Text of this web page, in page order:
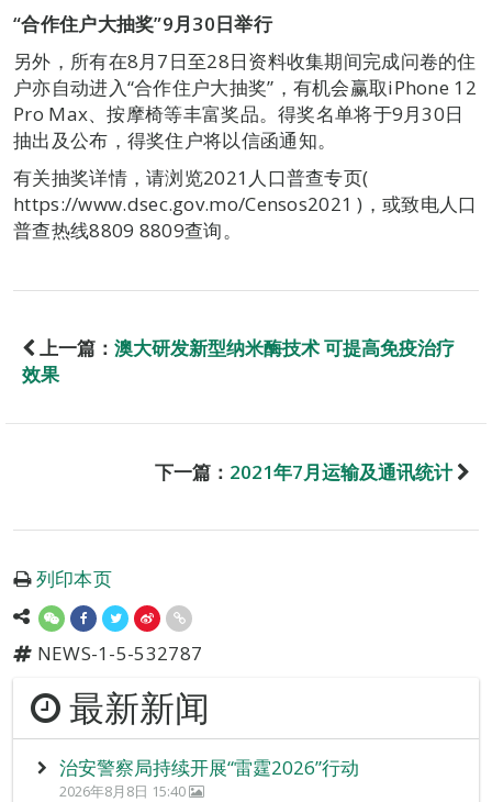
“合作住户大抽奖”9月30日举行
另外，所有在8月7日至28日资料收集期间完成问卷的住
户亦自动进入“合作住户大抽奖”，有机会赢取iPhone 12
Pro Max、按摩椅等丰富奖品。得奖名单将于9月30日
抽出及公布，得奖住户将以信函通知。
有关抽奖详情，请浏览2021人口普查专页(
https://www.dsec.gov.mo/Censos2021 )，或致电人口
普查热线8809 8809查询。
上一篇： 澳大研发新型纳米酶技术 可提高免疫治疗
效果
下一篇： 2021年7月运输及通讯统计
列印本页
NEWS-1-5-532787
最新新闻
治安警察局持续开展“雷霆2026”行动
2026年8月8日 15:40